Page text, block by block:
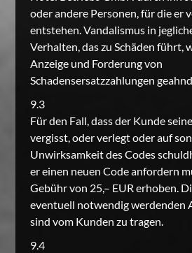
oder andere Personen, für die er
entstehen. Vandalismus in
Verhalten, das zu Schäden führt,
Anzeige und Forderung von
Schadensersatzzahlungen
9.3
Für den Fall, dass der Kunde
vergisst, oder verlegt oder auf
Unwirksamkeit des Codes
er einen neuen Code anfordern
Gebühr von 25,– EUR erhoben.
eventuell notwendig werdenden
sind vom Kunden zu tragen.
9.4